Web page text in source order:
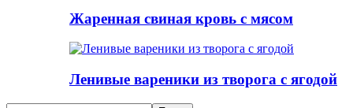
Жаренная свиная кровь с мясом
Ленивые вареники из творога с ягодой